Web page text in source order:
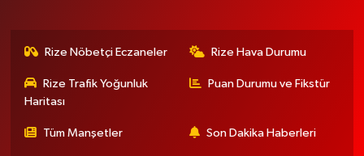
Rize Nöbetçi Eczaneler Rize Hava Durumu
Rize Trafik Yoğunluk
Haritası
Puan Durumu ve Fikstür
Tüm Manşetler Son Dakika Haberleri